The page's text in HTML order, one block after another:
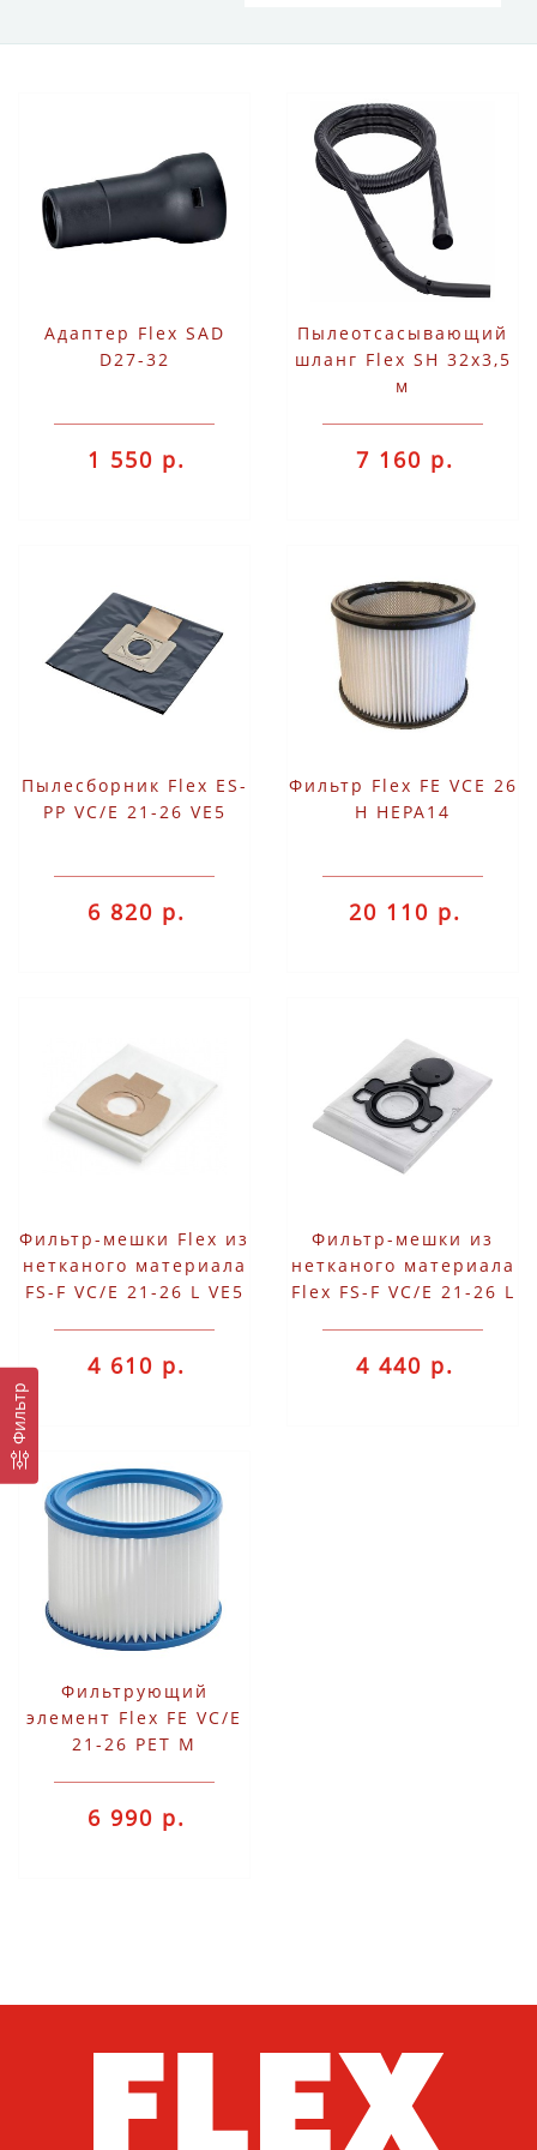
Фильтр
Адаптер Flex SAD
D27-32
1 550 р.
Пылеотсасывающий
шланг Flex SH 32x3,5
м
7 160 р.
Пылесборник Flex ES-
PP VC/E 21-26 VE5
6 820 р.
Фильтр Flex FE VCE 26
H HEPA14
20 110 р.
Фильтр-мешки Flex из
нетканого материала
FS-F VC/E 21-26 L VE5
4 610 р.
Фильтр-мешки из
нетканого материала
Flex FS-F VC/E 21-26 L
4 440 р.
Фильтрующий
элемент Flex FE VC/E
21-26 PET M
6 990 р.